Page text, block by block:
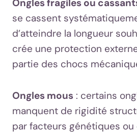
Ongles fragiles ou
se cassent
d’atteindre la longueur
crée une protection
partie des chocs
Ongles mous : certains
manquent de rigidité
par facteurs génétiques ou